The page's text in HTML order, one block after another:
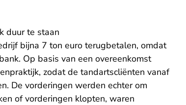
duur te staan
bijna 7 ton euro terugbetalen, omdat
Op basis van een overeenkomst
zodat de tandartscliënten vanaf
De vorderingen werden echter om
of vorderingen klopten, waren